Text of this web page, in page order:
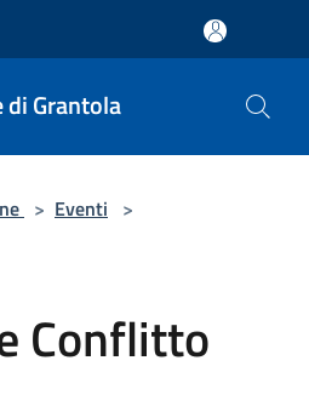
di Grantola
> Eventi >
Conflitto